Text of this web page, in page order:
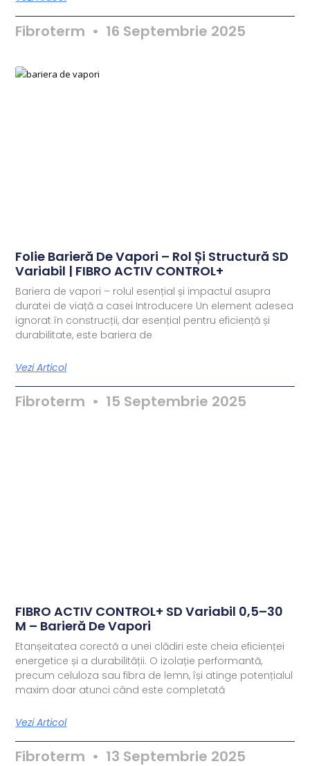
Fibroterm 16 Septembrie 2025
Folie Barieră De Vapori – Rol Și Structură SD
Variabil | FIBRO ACTIV CONTROL+
Bariera de vapori – rolul esențial și impactul asupra
duratei de viață a casei Introducere Un element adesea
ignorat în construcții, dar esențial pentru eficiență și
durabilitate, este bariera de
Vezi Articol
Fibroterm 15 Septembrie 2025
FIBRO ACTIV CONTROL+ SD Variabil 0,5–30
M – Barieră De Vapori
Etanșeitatea corectă a unei clădiri este cheia eficienței
energetice și a durabilității. O izolație performantă,
precum celuloza sau fibra de lemn, își atinge potențialul
maxim doar atunci când este completată
Vezi Articol
Fibroterm 13 Septembrie 2025